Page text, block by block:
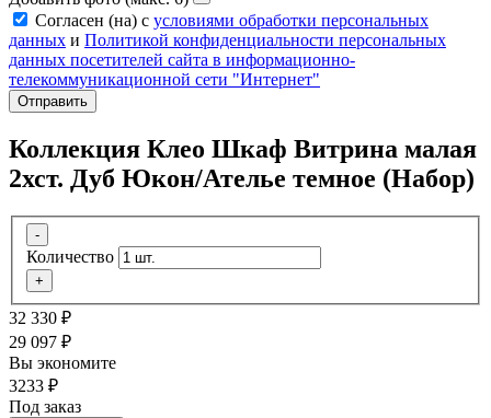
Согласен (на) с условиями обработки персональных
данных и Политикой конфиденциальности персональных
данных посетителей сайта в информационно-
телекоммуникационной сети "Интернет"
Отправить
Коллекция Клео Шкаф Витрина малая
2хст. Дуб Юкон/Ателье темное (Набор)
-
Количество
+
32 330 ₽
29 097 ₽
Вы экономите
3233 ₽
Под заказ